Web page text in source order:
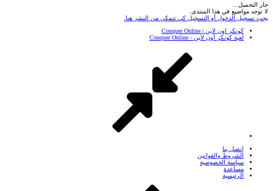
جار التحميل…
لا توجد مواضيع في هذا المنتدى.
يجب تسجيل الدخول أو التسجيل كي تتمكن من النشر هنا.
كونكر اون لاين | Conquer Online
لعبة كونكر اون لاين - Conquer Online
إتصل بنا
الشروط والقوانين
سياسة الخصوصية
مساعدة
الرئيسية